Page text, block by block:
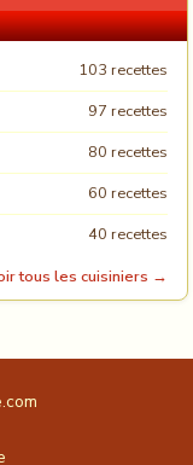
103 recettes
97 recettes
80 recettes
60 recettes
40 recettes
tous les cuisiniers →